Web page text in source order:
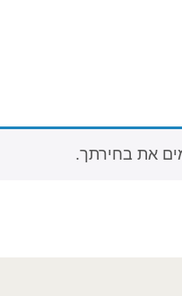
את בחירתך.